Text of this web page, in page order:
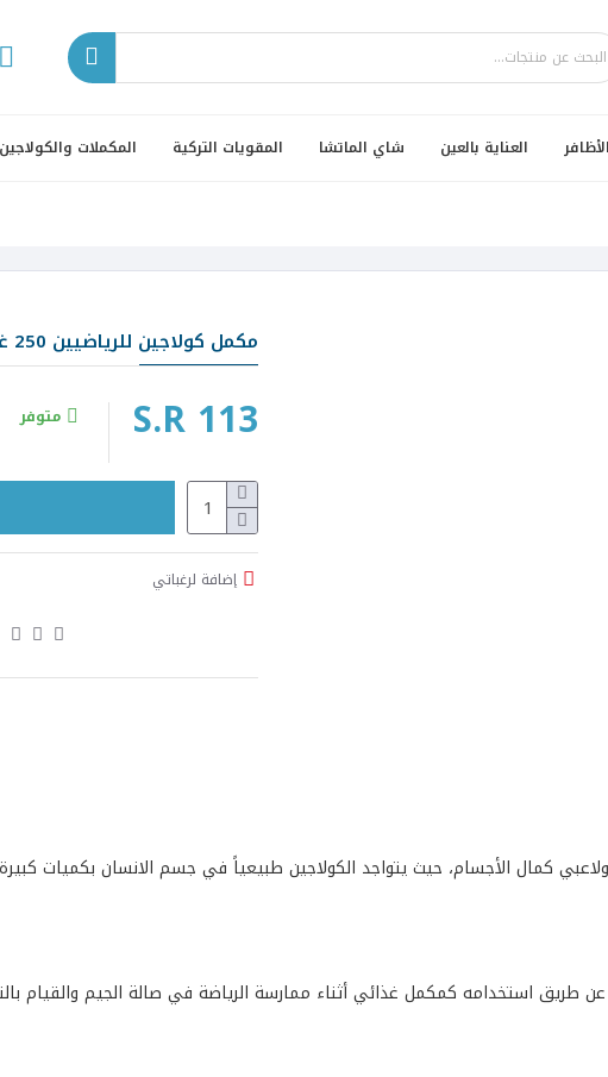
العناية بالعين شاي الماتشا المقويات التركية المكملات والكولاجين
مكمل كولاجين للرياضيين 250 غرام
S.R 113
متوفر
إضافة لرغباتي
ولاعبي كمال الأجسام، حيث يتواجد الكولاجين طبيعياً في جسم الانسان بكميات
طريق استخدامه كمكمل غذائي أثناء ممارسة الرياضة في صالة الجيم والقيام